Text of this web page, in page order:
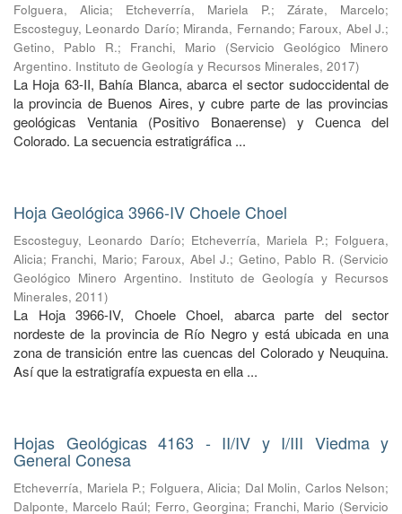
Folguera, Alicia; Etcheverría, Mariela P.; Zárate, Marcelo;
Escosteguy, Leonardo Darío; Miranda, Fernando; Faroux, Abel J.;
Getino, Pablo R.; Franchi, Mario (Servicio Geológico Minero
Argentino. Instituto de Geología y Recursos Minerales, 2017)
La Hoja 63-II, Bahía Blanca, abarca el sector sudoccidental de
la provincia de Buenos Aires, y cubre parte de las provincias
geológicas Ventania (Positivo Bonaerense) y Cuenca del
Colorado. La secuencia estratigráfica ...
Hoja Geológica 3966-IV Choele Choel
Escosteguy, Leonardo Darío; Etcheverría, Mariela P.; Folguera,
Alicia; Franchi, Mario; Faroux, Abel J.; Getino, Pablo R. (Servicio
Geológico Minero Argentino. Instituto de Geología y Recursos
Minerales, 2011)
La Hoja 3966-IV, Choele Choel, abarca parte del sector
nordeste de la provincia de Río Negro y está ubicada en una
zona de transición entre las cuencas del Colorado y Neuquina.
Así que la estratigrafía expuesta en ella ...
Hojas Geológicas 4163 - II/IV y I/III Viedma y
General Conesa
Etcheverría, Mariela P.; Folguera, Alicia; Dal Molin, Carlos Nelson;
Dalponte, Marcelo Raúl; Ferro, Georgina; Franchi, Mario (Servicio